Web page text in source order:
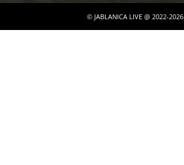
© JABLANICA LIVE @ 2022-2026